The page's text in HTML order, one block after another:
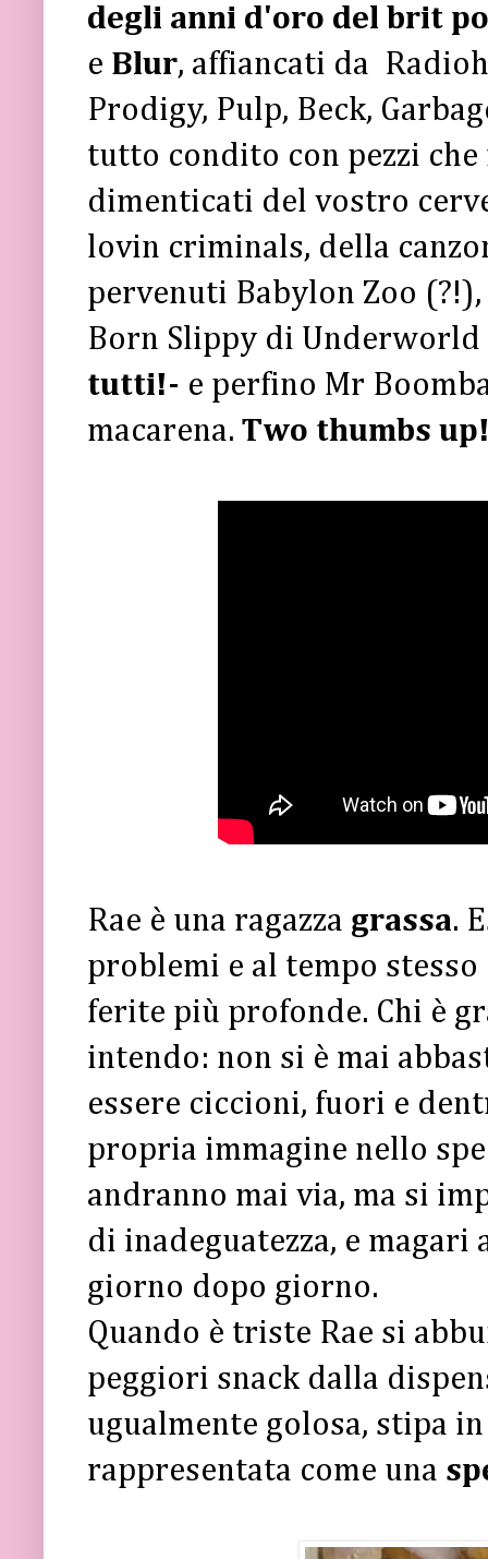
degli anni d'oro del brit
e Blur, affiancati da
Prodigy, Pulp, Beck,
tutto condito con pezzi
dimenticati del vostro
lovin criminals, della
pervenuti Babylon Zoo
Born Slippy di Underworld
tutti!- e perfino Mr
macarena. Two thumbs
Rae è una ragazza grassa.
problemi e al tempo
ferite più profonde. Chi è
intendo: non si è mai
essere ciccioni, fuori e
propria immagine nello
andranno mai via, ma si
di inadeguatezza, e
giorno dopo giorno.
Quando è triste Rae si
peggiori snack dalla
ugualmente golosa, stipa
rappresentata come una